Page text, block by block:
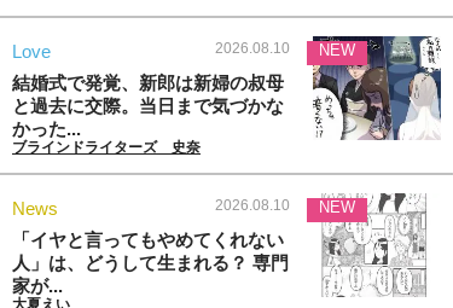
Love 2026.08.10
結婚式で発覚、新郎は新婦の叔母
と過去に交際。当日まで気づかな
かった...
ブラインドライターズ 史奈
NEW
News 2026.08.10
「イヤと言ってもやめてくれない
人」は、どうして生まれる？ 専門
家が...
大夏えい
NEW